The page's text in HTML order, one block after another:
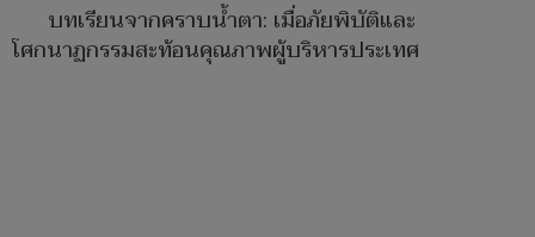
บทเรียนจากคราบน้ำตา: เมื่อภัยพิบัติและ
โศกนาฏกรรมสะท้อนคุณภาพผู้บริหารประเทศ